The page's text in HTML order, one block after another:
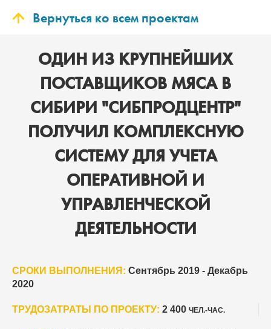
Вернуться ко всем проектам
ОДИН ИЗ КРУПНЕЙШИХ
ПОСТАВЩИКОВ МЯСА В
СИБИРИ "СИБПРОДЦЕНТР"
ПОЛУЧИЛ КОМПЛЕКСНУЮ
СИСТЕМУ ДЛЯ УЧЕТА
ОПЕРАТИВНОЙ И
УПРАВЛЕНЧЕСКОЙ
ДЕЯТЕЛЬНОСТИ
СРОКИ ВЫПОЛНЕНИЯ: Сентябрь 2019 - Декабрь
2020
ТРУДОЗАТРАТЫ ПО ПРОЕКТУ: 2 400 ЧЕЛ.-ЧАС.